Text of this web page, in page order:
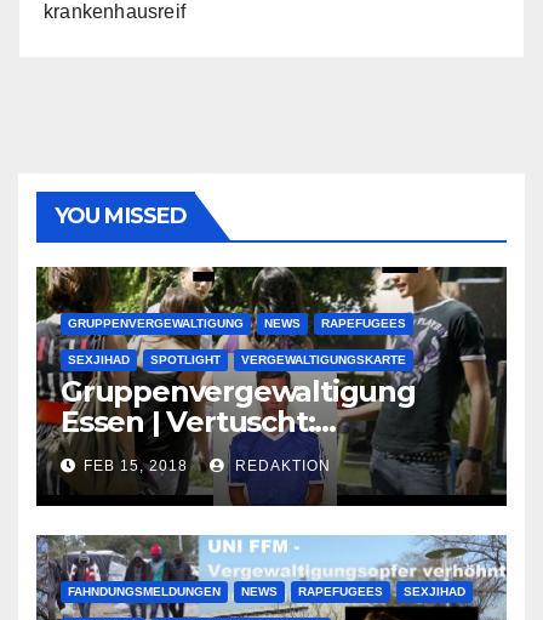
krankenhausreif
YOU MISSED
GRUPPENVERGEWALTIGUNG NEWS RAPEFUGEES
SEXJIHAD SPOTLIGHT VERGEWALTIGUNGSKARTE
Gruppenvergewaltigung
Essen | Vertuscht:
Lauenburger Gang ist ein
großer Muslimclan
FEB 15, 2018 REDAKTION
FAHNDUNGSMELDUNGEN NEWS RAPEFUGEES SEXJIHAD